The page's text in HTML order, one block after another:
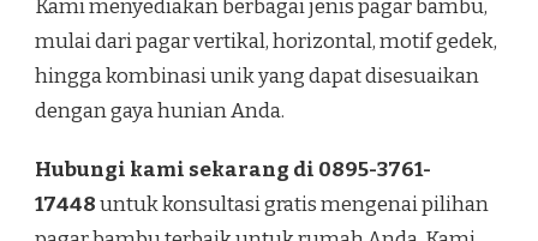
Kami menyediakan berbagai jenis pagar bambu,
mulai dari pagar vertikal, horizontal, motif gedek,
hingga kombinasi unik yang dapat disesuaikan
dengan gaya hunian Anda.
Hubungi kami sekarang di 0895-3761-
17448untuk konsultasi gratis mengenai pilihan